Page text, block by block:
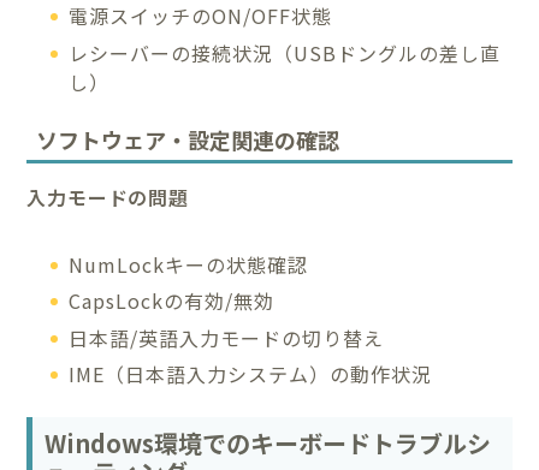
電源スイッチのON/OFF状態
レシーバーの接続状況（USBドングルの差し直
し）
ソフトウェア・設定関連の確認
入力モードの問題
NumLockキーの状態確認
CapsLockの有効/無効
日本語/英語入力モードの切り替え
IME（日本語入力システム）の動作状況
Windows環境でのキーボードトラブルシ